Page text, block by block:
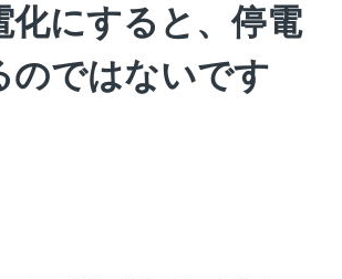
化にすると、停電
のではないです